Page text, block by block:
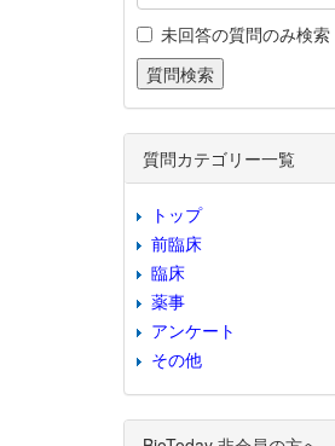
未回答の質問のみ検索
質問カテゴリー一覧
トップ
前臨床
臨床
薬事
アンケート
その他